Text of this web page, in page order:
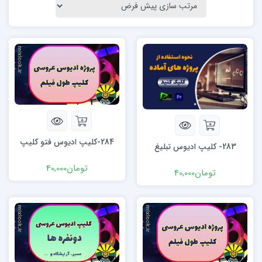
283- کلیپ ادیوس تبلیغ
تومان40,000
284-کلیپ ادیوس فتو کلیپ
تومان40,000